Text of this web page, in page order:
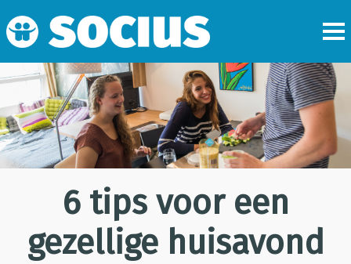
6 tips voor een
gezellige huisavond